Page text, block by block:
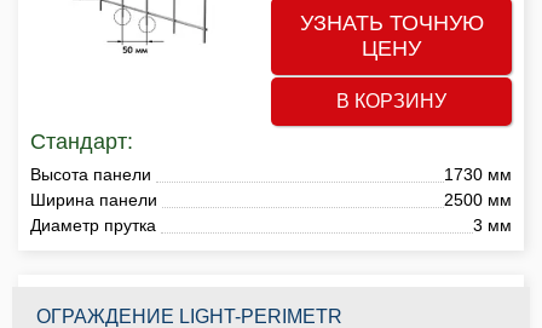
УЗНАТЬ ТОЧНУЮ
ЦЕНУ
В КОРЗИНУ
Стандарт:
Высота панели
1730 мм
Ширина панели
2500 мм
Диаметр прутка
3 мм
ОГРАЖДЕНИЕ LIGHT-PERIMETR